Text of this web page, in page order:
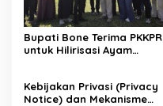
Bupati Bone Terima PKKPR
untuk Hilirisasi Ayam
Kebijakan Privasi (Privacy
Notice) dan Mekanisme